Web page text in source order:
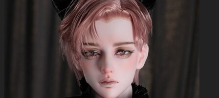
カスタマーセンター (Q&A)
THE GEM
English $ USD
日本語 ￥ JPY
中文 $ USD
한국어 ￦ WON
NEO ANGELREGION
English $ USD
日本語 ￥ JPY
中文 $ USD